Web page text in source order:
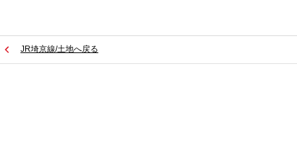
JR埼京線/土地へ戻る